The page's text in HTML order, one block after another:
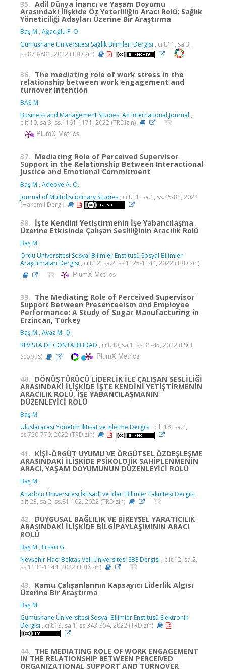
35. Adil Dünya İnancı ve Yaşam Doyumu
Arasındaki İlişkide Öz Yeterliliğin Aracı Rolü: Sağlık
Yöneticiliği Adayları Üzerine Bir Araştırma
Baş M., Ağaoğlu F. O.
Gümüşhane Üniversitesi Sağlık Bilimleri Dergisi , cilt.11, sa.3,
ss.873-881, 2022 (TRDizin)
36. The mediating role of work stress in the
relationship between work engagement and
turnover intention
BAŞ M.
Business and Management Studies: An International Journal ,
cilt.10, sa.3, ss.1161-1171, 2022 (TRDizin)
PlumX Metrics
37. Mediating Role of Perceived Supervisor
Support in the Relationship Between Interactional
Justice and Emotional Commitment
Baş M., Adeoye A. O.
Journal of Multidisciplinary Studies , cilt.11, sa.1, ss.45-81, 2022
(Hakemli Dergi)
38. İşte Kendini Yetiştirmenin İşe Yabancılaşma
Üzerine Etkisinde Çalışan Sesliliğinin Aracılık Rolü
Baş M.
Ordu Üniversitesi Sosyal Bilimler Enstitüsü Sosyal Bilimler
Araştırmaları Dergisi , cilt.12, sa.2, ss.1125-1144, 2022 (TRDizin)
PlumX Metrics
39. The Mediating Role of Perceived Supervisor
Support Between Presenteeism and Employee
Performance: A Study of Sugar Manufacturing in
Erzincan, Turkey
Baş M., Ayaz M. Q.
REVISTA DE CONTABILIDAD , cilt.40, sa.1, ss.31-45, 2022 (ESCI,
Scopus)
PlumX Metrics
40. DÖNÜŞTÜRÜCÜ LİDERLİK İLE ÇALIŞAN SESLİLİĞİ
ARASINDAKİ İLİŞKİDE İŞTE KENDİNİ YETİŞTİRMENİN
ARACILIK ROLÜ, İŞE YABANCILAŞMANIN
DÜZENLEYİCİ ROLÜ
Baş M.
Uluslararası Yönetim İktisat ve İşletme Dergisi , cilt.18, sa.2,
ss.750-770, 2022 (TRDizin)
41. KİŞİ-ÖRGÜT UYUMU VE ÖRGÜTSEL ÖZDEŞLEŞME
ARASINDAKİ İLİŞKİDE PSİKOLOJİK SAHİPLENMENİN
ARACI, YAŞAM DOYUMUNUN DÜZENLEYİCİ ROLÜ
Baş M.
Anadolu Üniversitesi İktisadi ve İdari Bilimler Fakültesi Dergisi ,
cilt.23, sa.2, ss.81-102, 2022 (TRDizin)
42. DUYGUSAL BAĞLILIK VE BİREYSEL YARATICILIK
ARASINDAKİ İLİŞKİDE BİLGİPAYLAŞIMININ ARACI
ROLÜ
Baş M., Ersarı G.
Nevşehir Hacı Bektaş Veli Üniversitesi SBE Dergisi , cilt.12, sa.2,
ss.1134-1144, 2022 (TRDizin)
43. Kamu Çalışanlarının Kapsayıcı Liderlik Algısı
Üzerine Bir Araştırma
Baş M.
Gümüşhane Üniversitesi Sosyal Bilimler Enstitüsü Elektronik
Dergisi , cilt.13, sa.1, ss.343-354, 2022 (TRDizin)
44. THE MEDIATING ROLE OF WORK ENGAGEMENT
IN THE RELATIONSHIP BETWEEN PERCEIVED
ORGANIZATIONAL SUPPORT AND TURNOVER